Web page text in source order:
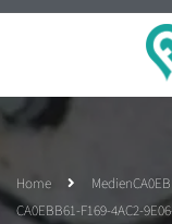
Home Medien
CA0EBB61-F169-4AC2-